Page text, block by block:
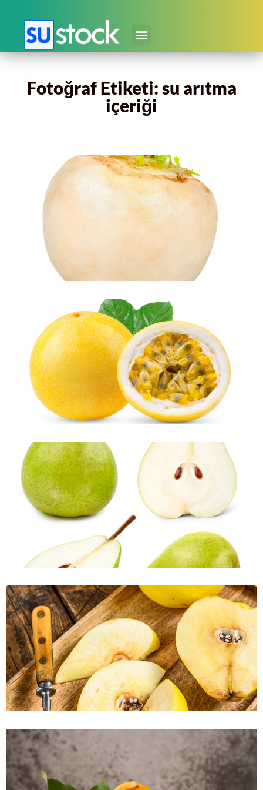
Fotoğraf Etiketi: su arıtma
içeriği